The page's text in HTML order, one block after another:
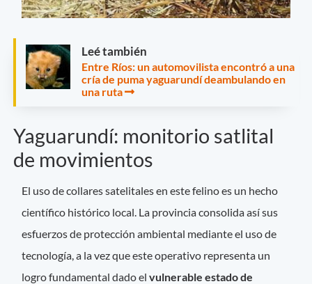
Leé también
Entre Ríos: un automovilista encontró a una
cría de puma yaguarundí deambulando en
una ruta
Yaguarundí: monitorio satlital
de movimientos
El uso de collares satelitales en este felino es un hecho
científico histórico local. La provincia consolida así sus
esfuerzos de protección ambiental mediante el uso de
tecnología, a la vez que este operativo representa un
logro fundamental dado el vulnerable estado de